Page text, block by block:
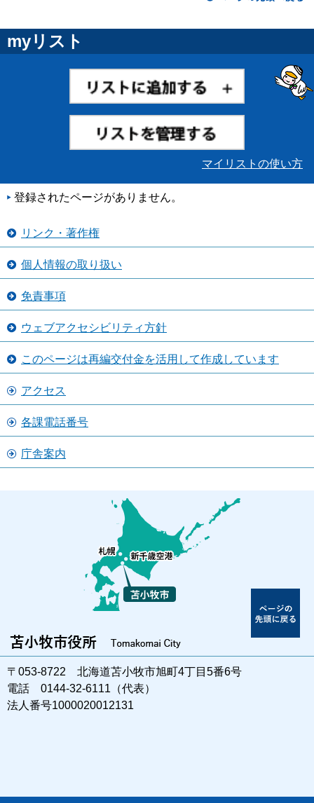
myリスト
マイリストの使い方
登録されたページがありません。
リンク・著作権
個人情報の取り扱い
免責事項
ウェブアクセシビリティ方針
このページは再編交付金を活用して作成しています
アクセス
各課電話番号
庁舎案内
〒053-8722 北海道苫小牧市旭町4丁目5番6号
電話 0144-32-6111（代表）
法人番号1000020012131